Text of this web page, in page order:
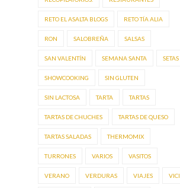
RETO EL ASALTA BLOGS RETO TÍA ALIA
RON SALOBREÑA SALSAS
SAN VALENTÍN SEMANA SANTA SETAS
SHOWCOOKING SIN GLUTEN
SIN LACTOSA TARTA TARTAS
TARTAS DE CHUCHES TARTAS DE QUESO
TARTAS SALADAS THERMOMIX
TURRONES VARIOS VASITOS
VERANO VERDURAS VIAJES VICI